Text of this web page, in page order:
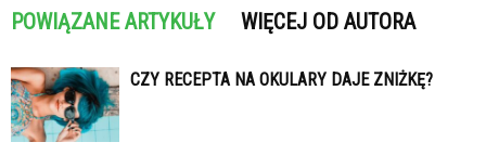
POWIĄZANE ARTYKUŁY WIĘCEJ OD AUTORA
CZY RECEPTA NA OKULARY DAJE ZNIŻKĘ?